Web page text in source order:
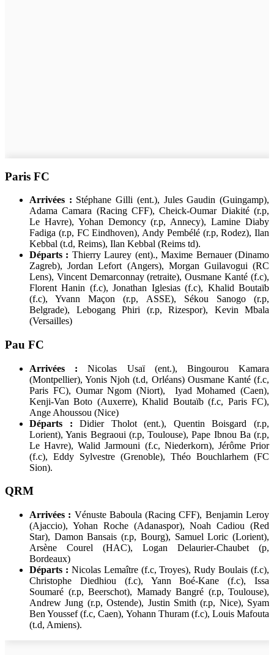
Paris FC
Arrivées : Stéphane Gilli (ent.), Jules Gaudin (Guingamp),
Adama Camara (Racing CFF), Cheick-Oumar Diakité (r.p,
Le Havre), Yohan Demoncy (r.p, Annecy), Lamine Diaby
Fadiga (r.p, FC Eindhoven), Andy Pembélé (r.p, Rodez), Ilan
Kebbal (t.d, Reims), Ilan Kebbal (Reims td).
Départs : Thierry Laurey (ent)., Maxime Bernauer (Dinamo
Zagreb), Jordan Lefort (Angers), Morgan Guilavogui (RC
Lens), Vincent Demarconnay (retraite), Ousmane Kanté (f.c),
Florent Hanin (f.c), Jonathan Iglesias (f.c), Khalid Boutaïb
(f.c), Yvann Maçon (r.p, ASSE), Sékou Sanogo (r.p,
Belgrade), Lebogang Phiri (r.p, Rizespor), Kevin Mbala
(Versailles)
Pau FC
Arrivées : Nicolas Usaï (ent.), Bingourou Kamara
(Montpellier), Yonis Njoh (t.d, Orléans) Ousmane Kanté (f.c,
Paris FC), Oumar Ngom (Niort), Iyad Mohamed (Caen),
Kenji-Van Boto (Auxerre), Khalid Boutaïb (f.c, Paris FC),
Ange Ahoussou (Nice)
Départs :Didier Tholot (ent.), Quentin Boisgard (r.p,
Lorient), Yanis Begraoui (r.p, Toulouse), Pape Ibnou Ba (r.p,
Le Havre), Walid Jarmouni (f.c, Niederkorn), Jérôme Prior
(f.c), Eddy Sylvestre (Grenoble), Théo Bouchlarhem (FC
Sion).
QRM
Arrivées : Vénuste Baboula (Racing CFF), Benjamin Leroy
(Ajaccio), Yohan Roche (Adanaspor), Noah Cadiou (Red
Star), Damon Bansais (r.p, Bourg), Samuel Loric (Lorient),
Arsène Courel (HAC), Logan Delaurier-Chaubet (p,
Bordeaux)
Départs : Nicolas Lemaître (f.c, Troyes), Rudy Boulais (f.c),
Christophe Diedhiou (f.c), Yann Boé-Kane (f.c), Issa
Soumaré (r.p, Beerschot), Mamady Bangré (r.p, Toulouse),
Andrew Jung (r.p, Ostende), Justin Smith (r.p, Nice), Syam
Ben Youssef (f.c, Caen), Yohann Thuram (f.c), Louis Mafouta
(t.d, Amiens).